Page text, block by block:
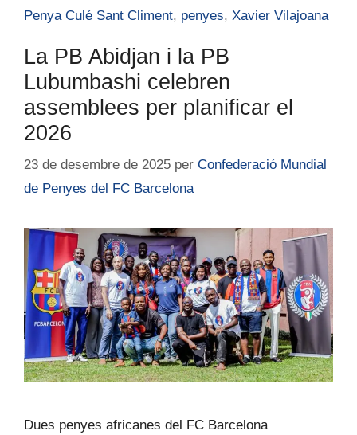
Penya Culé Sant Climent, penyes, Xavier Vilajoana
La PB Abidjan i la PB
Lubumbashi celebren
assemblees per planificar el
2026
23 de desembre de 2025 per Confederació Mundial
de Penyes del FC Barcelona
Dues penyes africanes del FC Barcelona